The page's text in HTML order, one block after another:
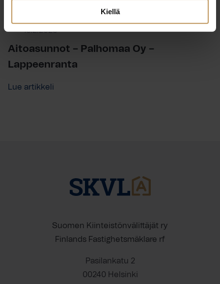
Kiellä
10.2.2023
Aitoasunnot – Palhomaa Oy –
Lappeenranta
Lue artikkeli
Suomen Kiinteistönvälittäjät ry
Finlands Fastighetsmäklare rf
Pasilankatu 2
00240 Helsinki